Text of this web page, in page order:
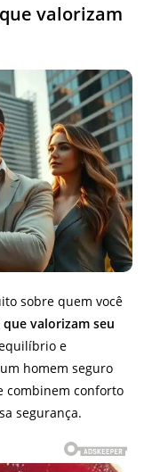
valorizam
sobre quem você
que valorizam seu
e
homem seguro
combinem conforto
segurança.